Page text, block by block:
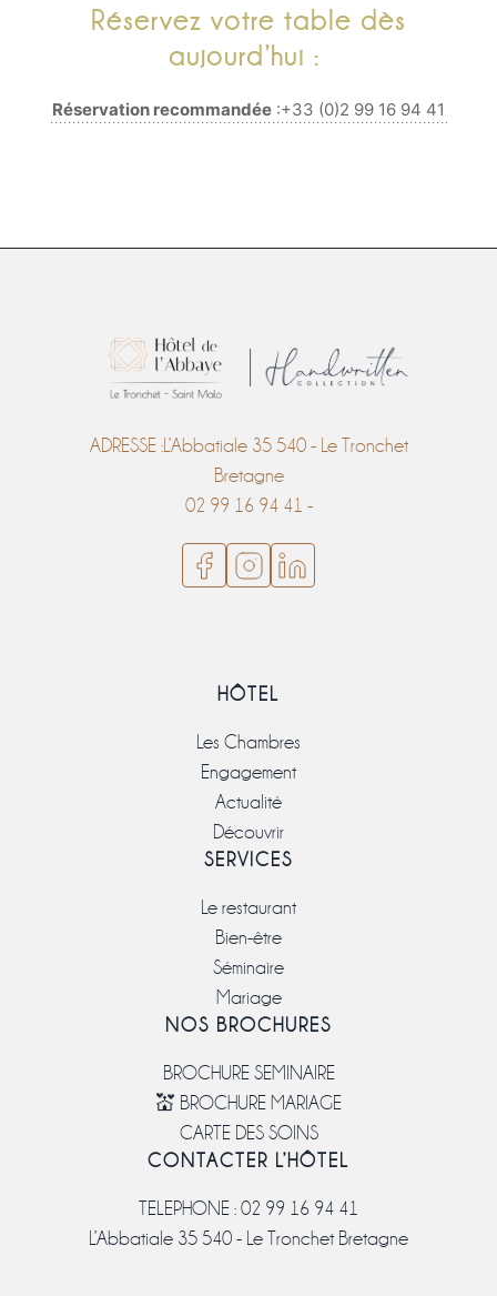
Réservez votre table dès
aujourd’hui :
Réservation recommandée:+33 (0)2 99 16 94 41
ADRESSE :L’Abbatiale 35 540 - Le Tronchet
Bretagne
02 99 16 94 41 -
HÔTEL
Les Chambres
Engagement
Actualité
Découvrir
SERVICES
Le restaurant
Bien-être
Séminaire
Mariage
NOS BROCHURES
BROCHURE SEMINAIRE
💒 BROCHURE MARIAGE
CARTE DES SOINS
CONTACTER L’HÔTEL
TELEPHONE : 02 99 16 94 41
L’Abbatiale 35 540 - Le Tronchet Bretagne